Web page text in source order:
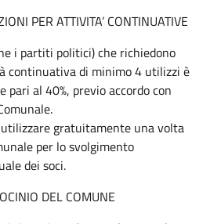
PER ATTIVITA’ CONTINUATIVE
i partiti politici) che richiedono
continuativa di minimo 4 utilizzi è
pari al 40%, previo accordo con
gratuitamente una volta
per lo svolgimento
dei soci.
DEL COMUNE